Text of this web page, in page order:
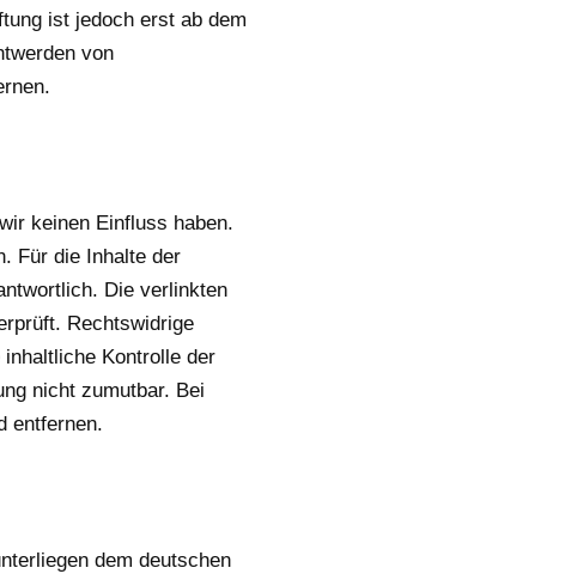
ist jedoch erst ab dem
von
keinen Einfluss haben.
Für die Inhalte der
Die verlinkten
Rechtswidrige
Kontrolle der
nicht zumutbar. Bei
entfernen.
dem deutschen